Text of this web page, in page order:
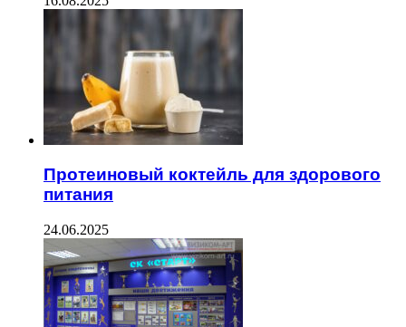
Протеиновый коктейль для здорового
питания
24.06.2025